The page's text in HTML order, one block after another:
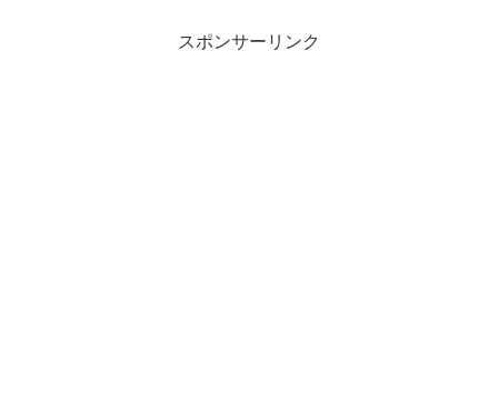
スポンサーリンク